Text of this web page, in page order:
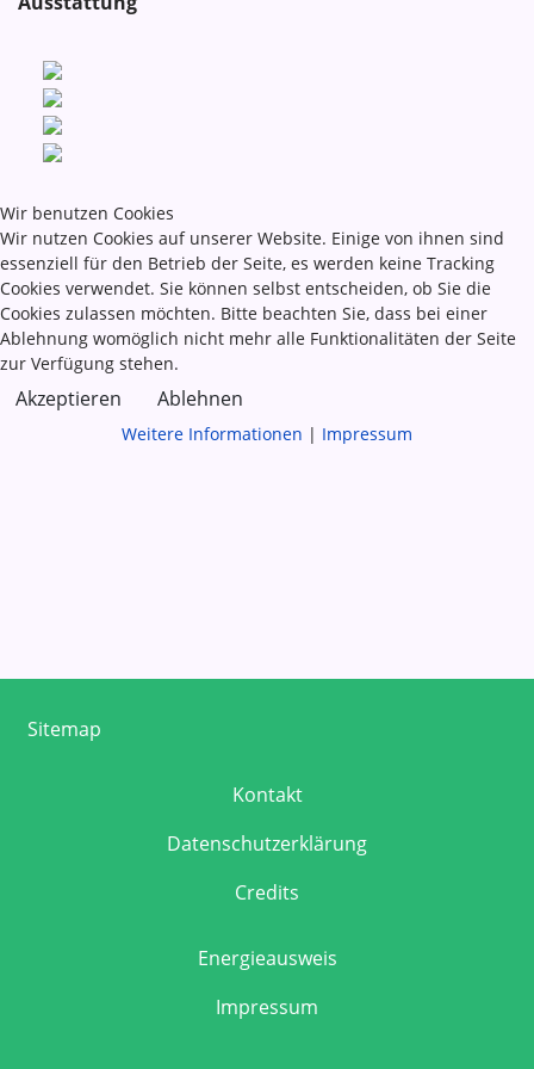
Sitemap
Kontakt
Datenschutzerklärung
Credits
Energieausweis
Impressum
Wir benutzen Cookies
Wir nutzen Cookies auf unserer Website. Einige von ihnen sind
essenziell für den Betrieb der Seite, es werden keine Tracking
Cookies verwendet. Sie können selbst entscheiden, ob Sie die
Cookies zulassen möchten. Bitte beachten Sie, dass bei einer
Ablehnung womöglich nicht mehr alle Funktionalitäten der Seite
zur Verfügung stehen.
Akzeptieren Ablehnen
Weitere Informationen | Impressum